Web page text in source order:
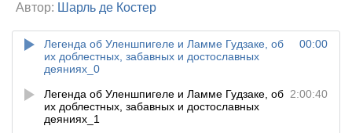
Автор: Шарль де Костер
00:00
Легенда об Уленшпигеле и Ламме Гудзаке, об
их доблестных, забавных и достославных
деяниях_0
2:00:40
Легенда об Уленшпигеле и Ламме Гудзаке, об
их доблестных, забавных и достославных
деяниях_1